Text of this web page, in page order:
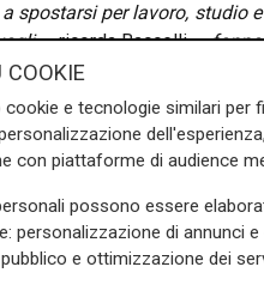
spostarsi per lavoro, studio e
– ricorda Baccelli –fanno
2020-2034, sottoscritto
quindicennale e prevede
913 milioni destinati al
che caratterizza i nuovi treni.
eco sostenibili riciclabili fino
rispetto ai treni precedenti”.
COOKIE
cookie e tecnologie similari per
con piattaforme di audience
possono essere
personalizzazione di annunci
e ottimizzazione dei